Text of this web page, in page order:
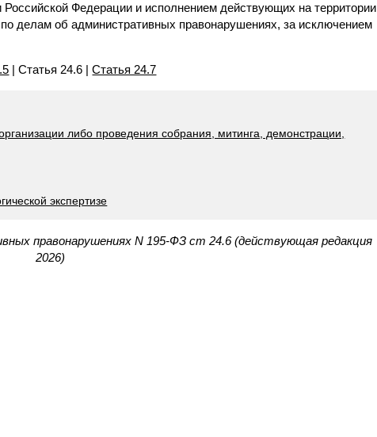
Федерации и исполнением действующих на территории
делам об административных правонарушениях, за исключением
| Статья 24.6 |Статья 24.7
либо проведения собрания, митинга, демонстрации,
экспертизе
правонарушениях N 195-ФЗ ст 24.6 (действующая редакция
2026)